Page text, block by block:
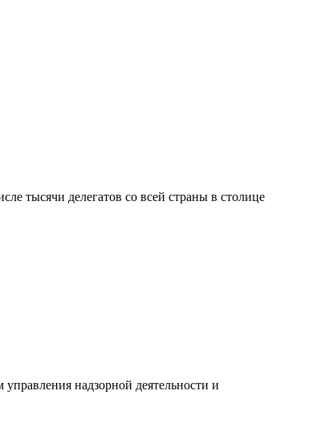
тысячи делегатов со всей страны в столице
надзорной деятельности и